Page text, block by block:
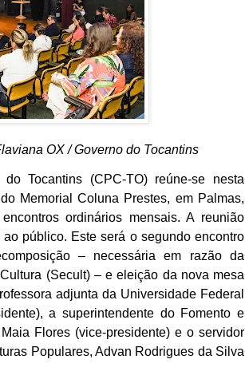
OX / Governo do Tocantins
Tocantins (CPC-TO) reúne-se nesta
Memorial Coluna Prestes, em Palmas,
ordinários mensais. A reunião
público. Este será o segundo encontro
– necessária em razão da
(Secult) – e eleição da nova mesa
adjunta da Universidade Federal
a superintendente do Fomento e
Flores (vice-presidente) e o servidor
Populares, Advan Rodrigues da Silva